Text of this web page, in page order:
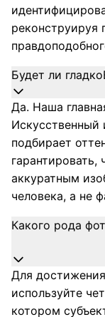
реконструируя
Будет ли
Да. Наша
Искусственный
подбирает
гарантировать,
аккуратным
человека, а не
Какого рода
Для
используйте
котором